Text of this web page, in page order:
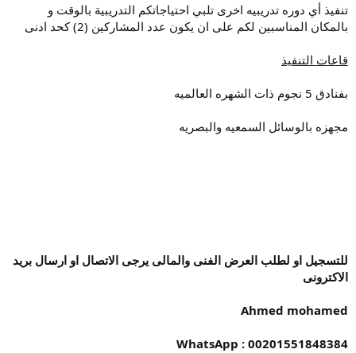
تنفيذ أي دوره تدريبيه اخرى تلبي احتياجاتكم التدريبية بالوقت و
بالمكان المناسبين لكم على ان يكون عدد المشاركين (2) كحد ادنى
قاعات التنفيذ
بفنادق 5 نجوم ذات الشهره العالميه
مجهزه بالوسائل السمعيه والبصريه
للتسجيل او لطلب العرض الفنى والمالى يرجى الاتصال او ارسال بريد
الاكترونى
Ahmed mohamed
00201551848384 : WhatsApp